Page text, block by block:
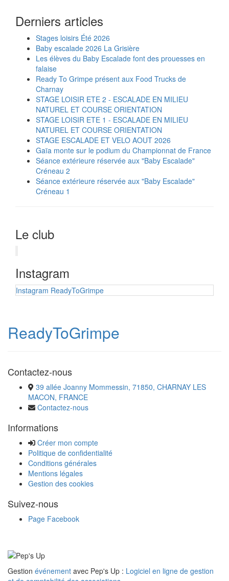
Derniers articles
Stages loisirs Été 2026
Baby escalade 2026 La Grisière
Les élèves du Baby Escalade font des prouesses en
falaise
Ready To Grimpe présent aux Food Trucks de
Charnay
STAGE LOISIR ETE 2 - ESCALADE EN MILIEU
NATUREL ET COURSE ORIENTATION
STAGE LOISIR ETE 1 - ESCALADE EN MILIEU
NATUREL ET COURSE ORIENTATION
STAGE ESCALADE ET VELO AOUT 2026
Gaïa monte sur le podium du Championnat de France
Séance extérieure réservée aux "Baby Escalade"
Créneau 2
Séance extérieure réservée aux "Baby Escalade"
Créneau 1
Le club
Instagram
Instagram ReadyToGrimpe
ReadyToGrimpe
Contactez-nous
39 allée Joanny Mommessin, 71850, CHARNAY LES
MACON, FRANCE
Contactez-nous
Informations
Créer mon compte
Politique de confidentialité
Conditions générales
Mentions légales
Gestion des cookies
Suivez-nous
Page Facebook
Gestion événement avec Pep's Up : Logiciel en ligne de gestion